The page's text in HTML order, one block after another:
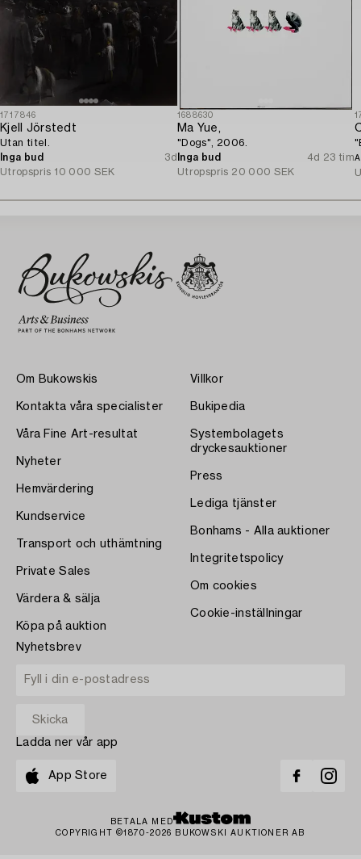
1717846
Kjell Jörstedt
Utan titel.
Inga bud
3d
Utropspris 10 000 SEK
1688630
Ma Yue,
"Dogs", 2006.
Inga bud
4d 23 tim
Utropspris 20 000 SEK
Om Bukowskis
Kontakta våra specialister
Våra Fine Art-resultat
Nyheter
Hemvärdering
Kundservice
Transport och uthämtning
Private Sales
Värdera & sälja
Köpa på auktion
Villkor
Bukipedia
Systembolagets
dryckesauktioner
Press
Lediga tjänster
Bonhams - Alla auktioner
Integritetspolicy
Om cookies
Cookie-inställningar
Nyhetsbrev
Ladda ner vår app
App Store
BETALA MED
COPYRIGHT ©1870-2026 BUKOWSKI AUKTIONER AB